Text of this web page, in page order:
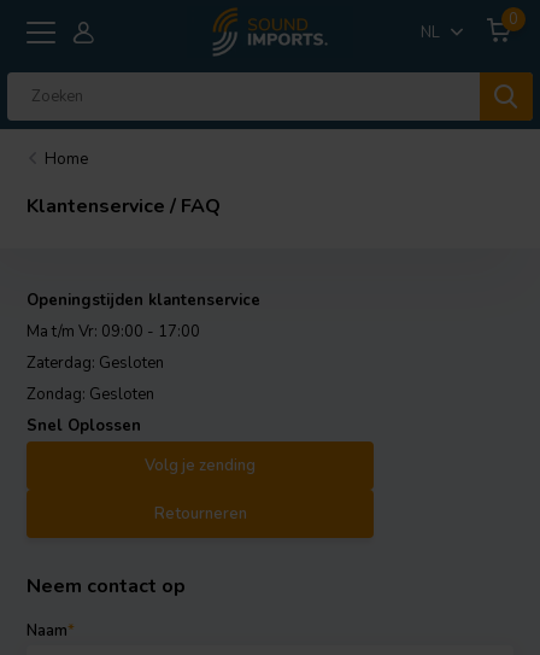
NL
0
Home
Klantenservice / FAQ
Openingstijden klantenservice
Ma t/m Vr: 09:00 - 17:00
Zaterdag: Gesloten
Zondag: Gesloten
Snel Oplossen
Volg je zending
Retourneren
Neem contact op
Naam*